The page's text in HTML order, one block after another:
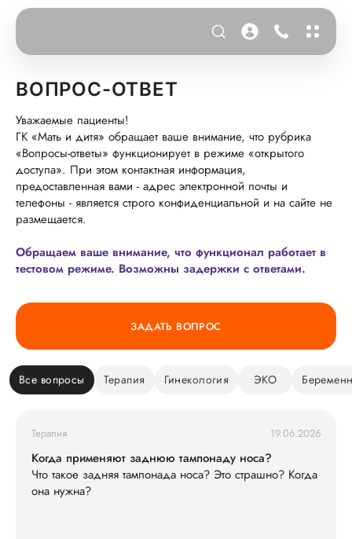
ВОПРОС-ОТВЕТ
Уважаемые пациенты!
ГК «Мать и дитя» обращает ваше внимание, что рубрика
«Вопросы-ответы» функционирует в режиме «открытого
доступа». При этом контактная информация,
предоставленная вами - адрес электронной почты и
телефоны - является строго конфиденциальной и на сайте не
размещается.
Обращаем ваше внимание, что функционал работает в
тестовом режиме. Возможны задержки с ответами.
ЗАДАТЬ ВОПРОС
Все вопросы Терапия Гинекология ЭКО
Терапия 19.06.2026
Когда применяют заднюю тампонаду носа?
Что такое задняя тампонада носа? Это страшно? Когда
она нужна?